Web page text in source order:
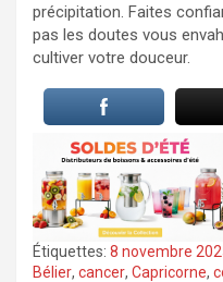
précipitation. Faites
pas les doutes vous
cultiver votre douceur.
Étiquettes: 8 novembre
Bélier, cancer, Capricorne,